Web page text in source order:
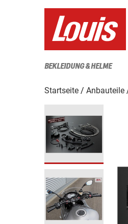
BEKLEIDUNG & HELME
Startseite Anbauteile